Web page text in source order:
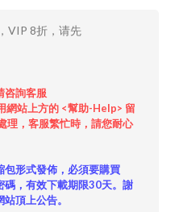
VIP 8折，请先
咨詢客服
站上方的 <幫助-Help> 留
理，客服繁忙時，請您耐心
包形式發佈，必須要購買
碼，有效下載期限30天。謝
頂上公告。